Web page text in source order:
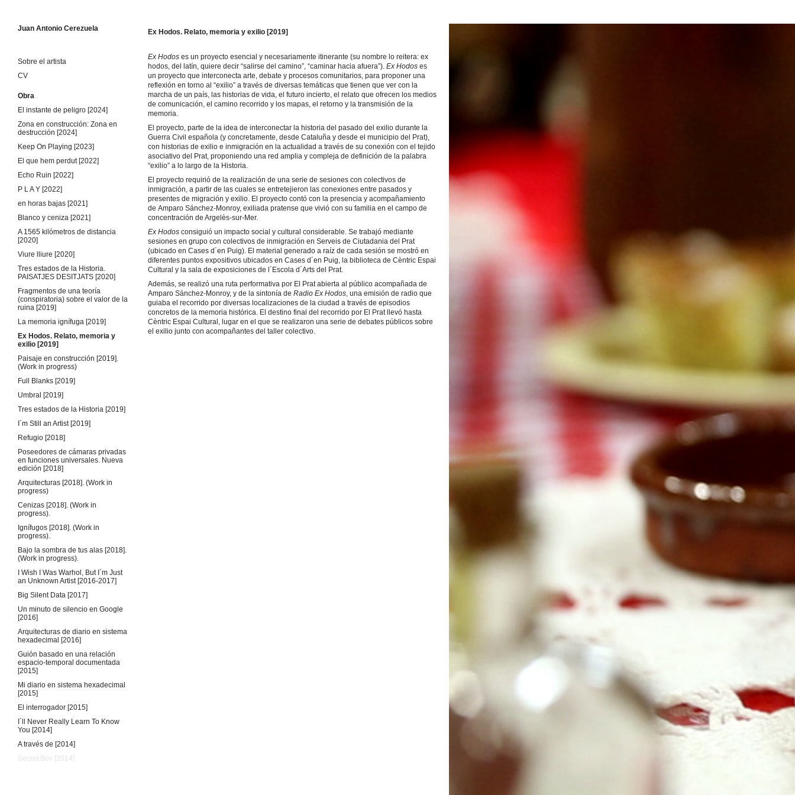
Juan Antonio Cerezuela
Sobre el artista
CV
Obra
El instante de peligro [2024]
Zona en construcción: Zona en
destrucción [2024]
Keep On Playing [2023]
El que hem perdut [2022]
Echo Ruin [2022]
P L A Y [2022]
en horas bajas [2021]
Blanco y ceniza [2021]
A 1565 kilómetros de distancia
[2020]
Viure lliure [2020]
Tres estados de la Historia.
PAISATJES DESITJATS [2020]
Fragmentos de una teoría
(conspiratoria) sobre el valor de la
ruina [2019]
La memoria ignífuga [2019]
Ex Hodos. Relato, memoria y
exilio [2019]
Paisaje en construcción [2019].
(Work in progress)
Full Blanks [2019]
Umbral [2019]
Tres estados de la Historia [2019]
I´m Still an Artist [2019]
Refugio [2018]
Poseedores de cámaras privadas
en funciones universales. Nueva
edición [2018]
Arquitecturas [2018]. (Work in
progress)
Cenizas [2018]. (Work in
progress).
Ignífugos [2018]. (Work in
progress).
Bajo la sombra de tus alas [2018].
(Work in progress).
I Wish I Was Warhol, But I´m Just
an Unknown Artist [2016-2017]
Big Silent Data [2017]
Un minuto de silencio en Google
[2016]
Arquitecturas de diario en sistema
hexadecimal [2016]
Guión basado en una relación
espacio-temporal documentada
[2015]
Mi diario en sistema hexadecimal
[2015]
El interrogador [2015]
I´ll Never Really Learn To Know
You [2014]
A través de [2014]
Secret Box [2014]
Ex Hodos. Relato, memoria y exilio [2019]
Ex Hodos es un proyecto esencial y necesariamente itinerante (su nombre lo reitera: ex
hodos, del latín, quiere decir “salirse del camino”, “caminar hacia afuera”). Ex Hodos es
un proyecto que interconecta arte, debate y procesos comunitarios, para proponer una
reflexión en torno al “exilio” a través de diversas temáticas que tienen que ver con la
marcha de un país, las historias de vida, el futuro incierto, el relato que ofrecen los medios
de comunicación, el camino recorrido y los mapas, el retorno y la transmisión de la
memoria.
El proyecto, parte de la idea de interconectar la historia del pasado del exilio durante la
Guerra Civil española (y concretamente, desde Cataluña y desde el municipio del Prat),
con historias de exilio e inmigración en la actualidad a través de su conexión con el tejido
asociativo del Prat, proponiendo una red amplia y compleja de definición de la palabra
“exilio” a lo largo de la Historia.
El proyecto requirió de la realización de una serie de sesiones con colectivos de
inmigración, a partir de las cuales se entretejieron las conexiones entre pasados y
presentes de migración y exilio. El proyecto contó con la presencia y acompañamiento
de Amparo Sánchez-Monroy, exiliada pratense que vivió con su familia en el campo de
concentración de Argelès-sur-Mer.
Ex Hodos consiguió un impacto social y cultural considerable. Se trabajó mediante
sesiones en grupo con colectivos de inmigración en Serveis de Ciutadania del Prat
(ubicado en Cases d´en Puig). El material generado a raíz de cada sesión se mostró en
diferentes puntos expositivos ubicados en Cases d´en Puig, la biblioteca de Cèntric Espai
Cultural y la sala de exposiciones de l´Escola d´Arts del Prat.
Además, se realizó una ruta performativa por El Prat abierta al público acompañada de
Amparo Sánchez-Monroy, y de la sintonía de Radio Ex Hodos, una emisión de radio que
guiaba el recorrido por diversas localizaciones de la ciudad a través de episodios
concretos de la memoria histórica. El destino final del recorrido por El Prat llevó hasta
Cèntric Espai Cultural, lugar en el que se realizaron una serie de debates públicos sobre
el exilio junto con acompañantes del taller colectivo.